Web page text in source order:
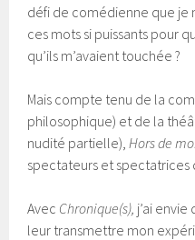
défi de comédienne que je
ces mots si puissants pour
qu’ils m’avaient touchée ?
Mais compte tenu de la
philosophique) et de la
nudité partielle), Hors de
spectateurs et spectatrices
Avec Chronique(s), j’ai
leur transmettre mon